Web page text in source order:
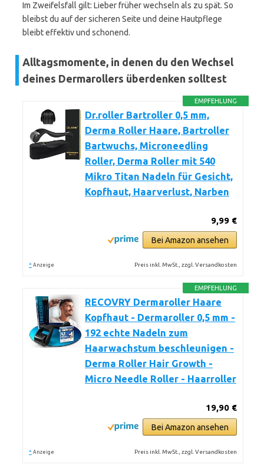
Im Zweifelsfall gilt: Lieber früher wechseln als zu spät. So
bleibst du auf der sicheren Seite und deine Hautpflege
bleibt effektiv und schonend.
Alltagsmomente, in denen du den Wechsel
deines Dermarollers überdenken solltest
EMPFEHLUNG
Dr.roller Bartroller 0,5 mm,
Derma Roller Haare, Bartroller
Bartwuchs, Microneedling
Roller, Derma Roller mit 540
Mikro Titan Nadeln für Gesicht,
Kopfhaut, Haarverlust, Narben
9,99 €
Bei Amazon ansehen
* Anzeige Preis inkl. MwSt., zzgl. Versandkosten
EMPFEHLUNG
RECOVRY Dermaroller Haare
Kopfhaut - Dermaroller 0,5 mm -
192 echte Nadeln zum
Haarwachstum beschleunigen -
Derma Roller Hair Growth -
Micro Needle Roller - Haarroller
19,90 €
Bei Amazon ansehen
* Anzeige Preis inkl. MwSt., zzgl. Versandkosten